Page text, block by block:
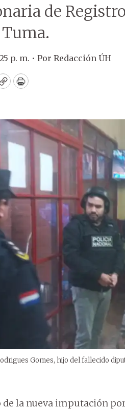
de
p. m. • Por Redacción ÚH
CopyPrint
Gomes, hijo del fallecido
la nueva imputación